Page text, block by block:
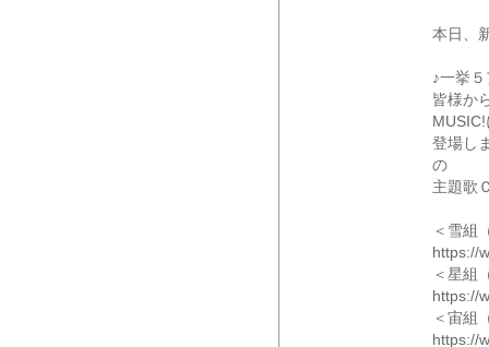
本日、
♪一挙
皆様か
MUSIC!
登場し
の
主題歌
＜雪組
https://
＜星組
https://
＜宙組
https://